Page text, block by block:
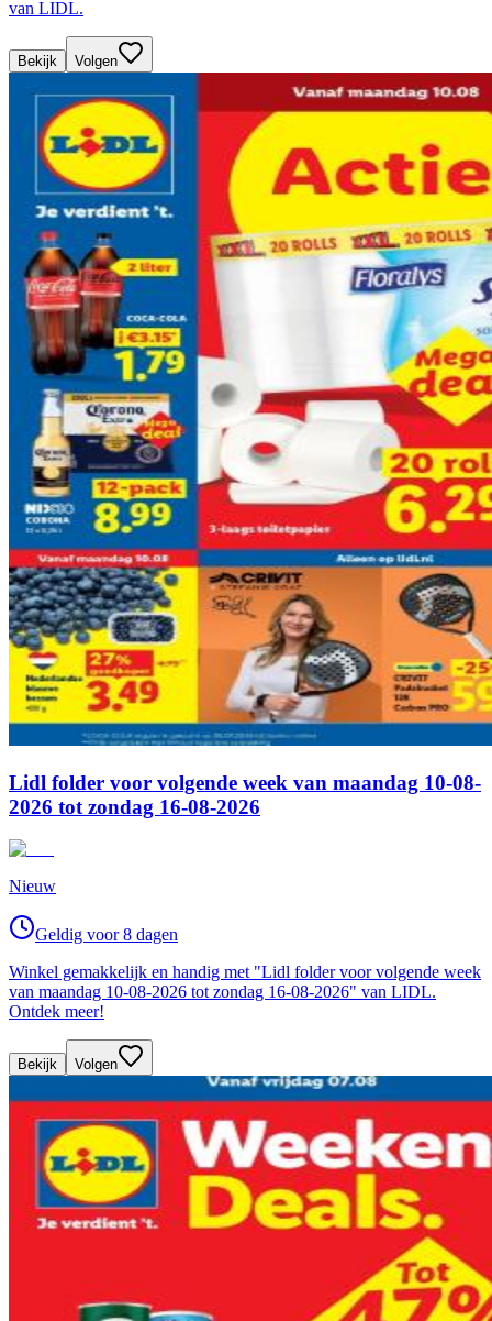
van LIDL.
Bekijk Volgen
Lidl folder voor volgende week van maandag 10-08-
2026 tot zondag 16-08-2026
Nieuw
Geldig voor 8 dagen
Winkel gemakkelijk en handig met "Lidl folder voor volgende week
van maandag 10-08-2026 tot zondag 16-08-2026" van LIDL.
Ontdek meer!
Bekijk Volgen